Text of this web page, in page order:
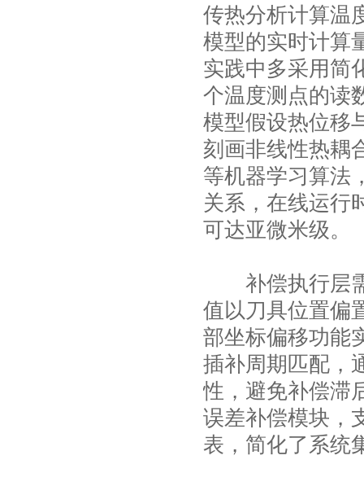
传热分析计算温
模型的实时计算
实践中多采用简
个温度测点的读
模型假设热位移
刻画非线性热耦
等机器学习算法
关系，在线运行
可达亚微米级。
补偿执行层需
值以刀具位置偏
部坐标偏移功能
插补周期匹配，
性，避免补偿滞
误差补偿模块，
表，简化了系统